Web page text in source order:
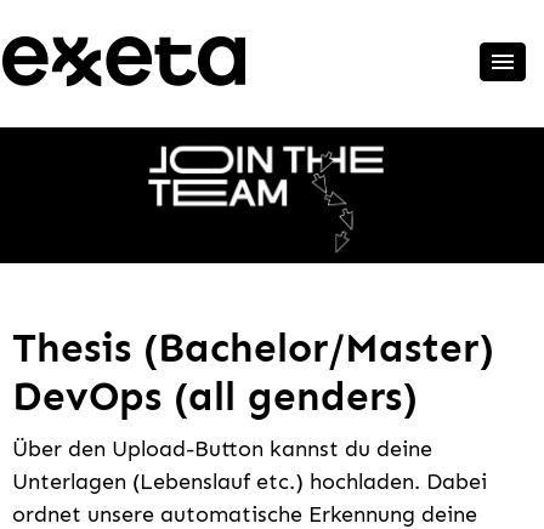
Thesis (Bachelor/Master)
DevOps (all genders)
Über den Upload-Button kannst du deine
Unterlagen (Lebenslauf etc.) hochladen. Dabei
ordnet unsere automatische Erkennung deine